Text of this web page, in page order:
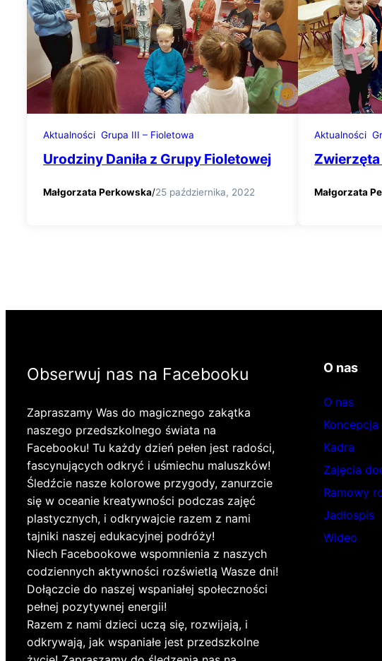
Aktualności Grupa III – Fioletowa
Urodziny Daniła z Grupy Fioletowej
Małgorzata Perkowska/25 października, 2022
Aktualności
Zwierzęta
Małgorzata
Obserwuj nas na Facebooku
Zapraszamy Was do magicznego zakątka
naszego przedszkolnego świata na
Facebooku! Tu każdy dzień pełen jest radości,
fascynujących odkryć i uśmiechu maluszków!
Śledźcie nasze kolorowe przygody, zanurzcie
się w oceanie kreatywności podczas zajęć
plastycznych, i odkrywajcie razem z nami
tajniki naszej edukacyjnej podróży!
Niech Facebookowe wspomnienia z naszych
codziennych aktywności rozświetlą Wasze dni!
Dołączcie do naszej wspaniałej społeczności
pełnej pozytywnej energii!
Razem z nami dzieci uczą się, rozwijają, i
odkrywają, jak wspaniałe jest przedszkolne
O nas
O nas
Koncepcja
Kadra
Zajęcia
Ramowy
Jadłospis
Wideo